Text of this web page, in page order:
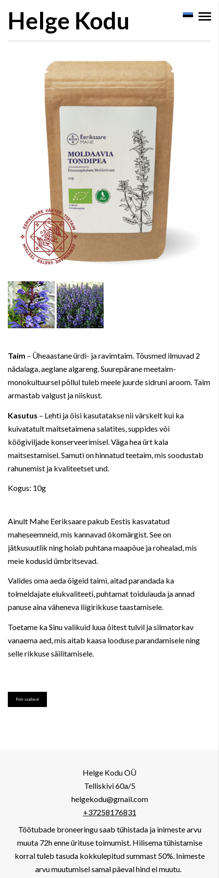
Helge Kodu
Taim – Üheaastane ürdi- ja ravimtaim. Tõusmed ilmuvad 2
nädalaga, aeglane algareng. Suurepärane meetaim-
monokultuursel põllul tuleb meele juurde sidruni aroom. Taim
armastab valgust ja niiskust.
Kasutus – Lehti ja õisi kasutatakse nii värskelt kui ka
kuivatatult maitsetaimena salatites, suppides või
köögiviljade konserveerimisel. Väga hea ürt kala
maitsestamisel. Samuti on hinnatud teetaim, mis soodustab
rahunemist ja kvaliteetset und.
Kogus: 10g
Ainult Mahe Eeriksaare pakub Eestis kasvatatud
maheseemneid, mis kannavad ökomärgist. See on
jätkusuutlik ning hoiab puhtana maapõue ja rohealad, mis
meie kodusid ümbritsevad.
Valides oma aeda õigeid taimi, aitad parandada ka
tolmeldajate elukvaliteeti, puhtamat toidulauda ja annad
panuse aina väheneva liigirikkuse taastamisele.
Toetame ka Sinu valikuid luua õitest tulvil ja silmatorkav
vanaema aed, mis aitab kaasa looduse parandamisele ning
selle rikkuse säilitamisele.
Pole saadaval
Helge Kodu OÜ
Telliskivi 60a/5
helgekodu@gmail.com
+37258176831
Töötubade broneeringu saab tühistada ja inimeste arvu
muuta 72h enne ürituse toimumist. Hilisema tühistamise
korral tuleb tasuda kokkulepitud summast 50%. Inimeste
arvu muutumisel samal päeval hind ei muutu.